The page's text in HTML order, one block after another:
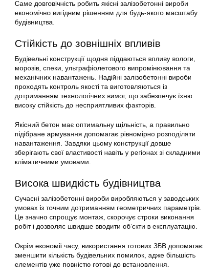
Саме довговічність робить якісні залізобетонні вироби
економічно вигідним рішенням для будь-якого масштабу
будівництва.
Стійкість до зовнішніх впливів
Будівельні конструкції щодня піддаються впливу вологи,
морозів, спеки, ультрафіолетового випромінювання та
механічних навантажень. Надійні залізобетонні вироби
проходять контроль якості та виготовляються із
дотриманням технологічних вимог, що забезпечує їхню
високу стійкість до несприятливих факторів.
Якісний бетон має оптимальну щільність, а правильно
підібране армування допомагає рівномірно розподіляти
навантаження. Завдяки цьому конструкції довше
зберігають свої властивості навіть у регіонах зі складними
кліматичними умовами.
Висока швидкість будівництва
Сучасні залізобетонні вироби виробляються у заводських
умовах із точним дотриманням геометричних параметрів.
Це значно спрощує монтаж, скорочує строки виконання
робіт і дозволяє швидше вводити об’єкти в експлуатацію.
Окрім економії часу, використання готових ЗБВ допомагає
зменшити кількість будівельних помилок, адже більшість
елементів уже повністю готові до встановлення.